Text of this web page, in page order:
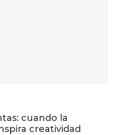
cuando la
creatividad